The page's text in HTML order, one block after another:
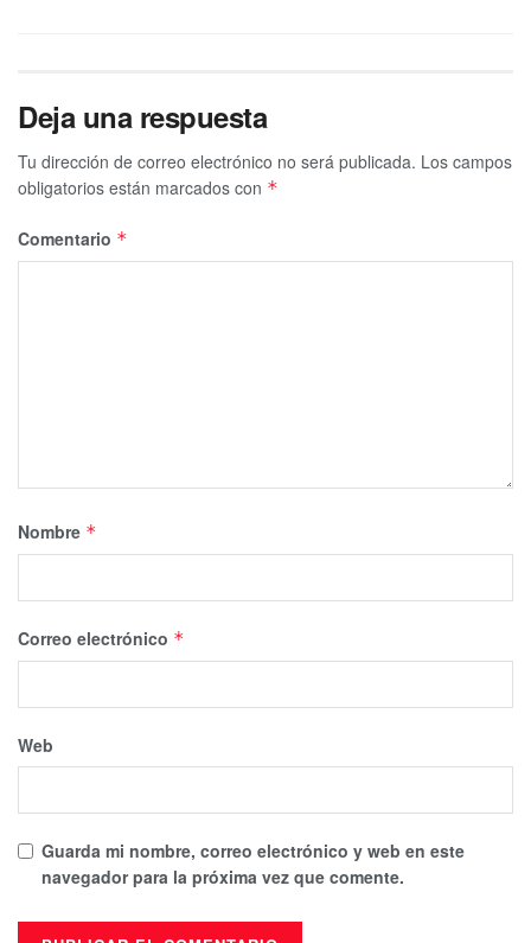
Deja una respuesta
Tu dirección de correo electrónico no será publicada. Los campos
obligatorios están marcados con *
Comentario *
Nombre *
Correo electrónico *
Web
Guarda mi nombre, correo electrónico y web en este
navegador para la próxima vez que comente.